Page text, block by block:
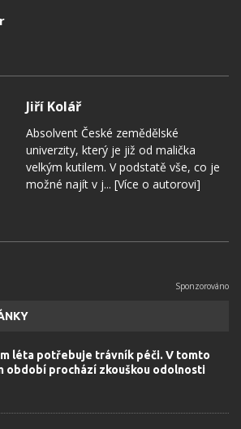
Jiří Kolář
Absolvent České zemědělské
univerzity, který je již od malička
velkým kutilem. V podstatě vše, co je
možné najít v j... [Více o autorovi]
léta potřebuje trávník péči. V tomto
období prochází zkouškou odolnosti